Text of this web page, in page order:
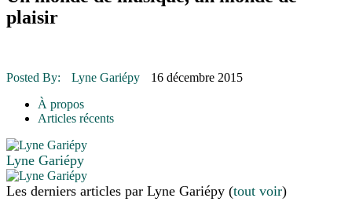
16 juillet 2026
CULTURE
16 juillet 2026
plaisir
Posted By: Lyne Gariépy
16 décembre 2015
À propos
Articles récents
Lyne Gariépy
Les derniers articles par Lyne Gariépy (tout voir)